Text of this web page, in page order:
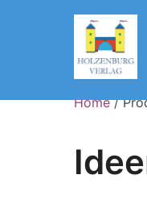
Home/